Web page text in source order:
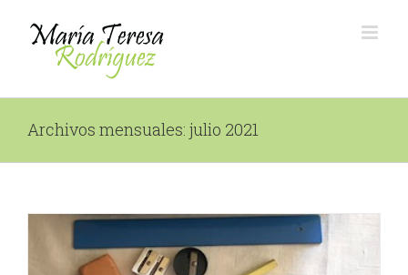
contenido
Archivos mensuales: julio 2021